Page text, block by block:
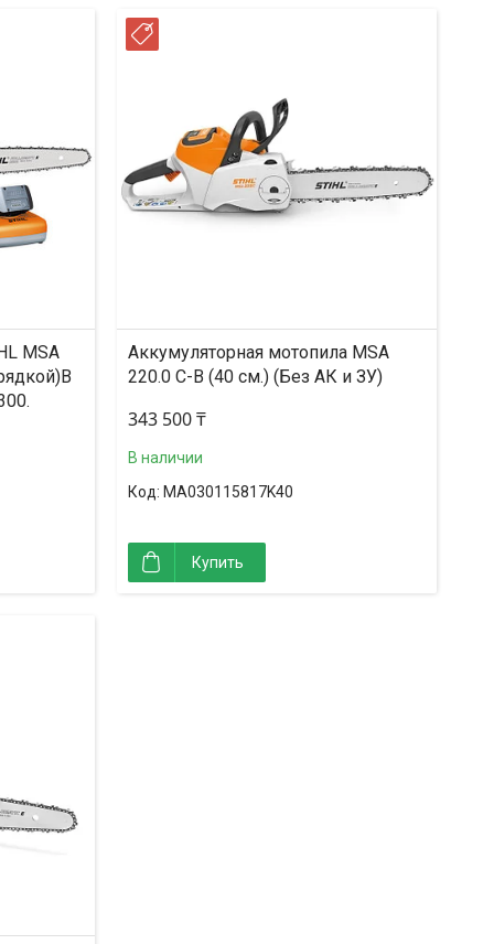
MSA
Аккумуляторная мотопила MSA
220.0 C-B (40 см.) (Без АК и ЗУ)
343 500 ₸
В наличии
MA030115817K40
Купить